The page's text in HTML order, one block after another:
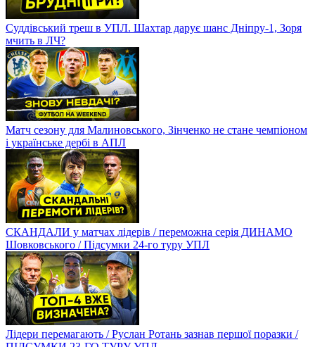
Суддівський треш в УПЛ. Шахтар дарує шанс Дніпру-1, Зоря
мчить в ЛЧ?
Матч сезону для Малиновського, Зінченко не стане чемпіоном
і українське дербі в АПЛ
СКАНДАЛИ у матчах лідерів / переможна серія ДИНАМО
Шовковського / Підсумки 24-го туру УПЛ
Лідери перемагають / Руслан Ротань зазнав першої поразки /